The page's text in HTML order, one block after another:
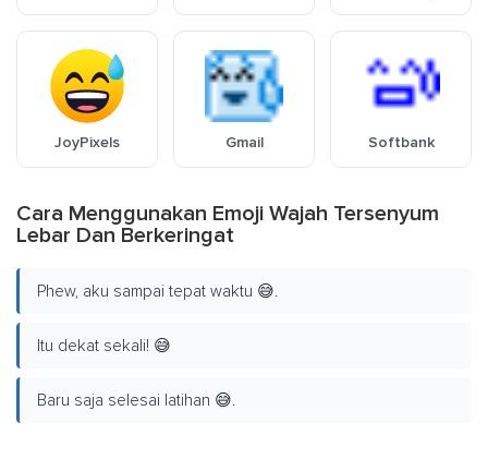
JoyPixels Gmail Softbank
Cara Menggunakan Emoji Wajah Tersenyum
Lebar Dan Berkeringat
Phew, aku sampai tepat waktu 😅.
Itu dekat sekali! 😅
Baru saja selesai latihan 😅.